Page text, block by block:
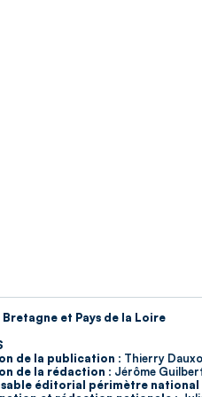
et Pays de la Loire
de la publication : Thierry
de la rédaction : Jérôme
éditorial périmètre national